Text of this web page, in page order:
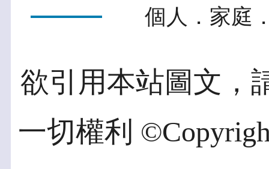
個人．家庭
欲引用本站圖文，
一切權利